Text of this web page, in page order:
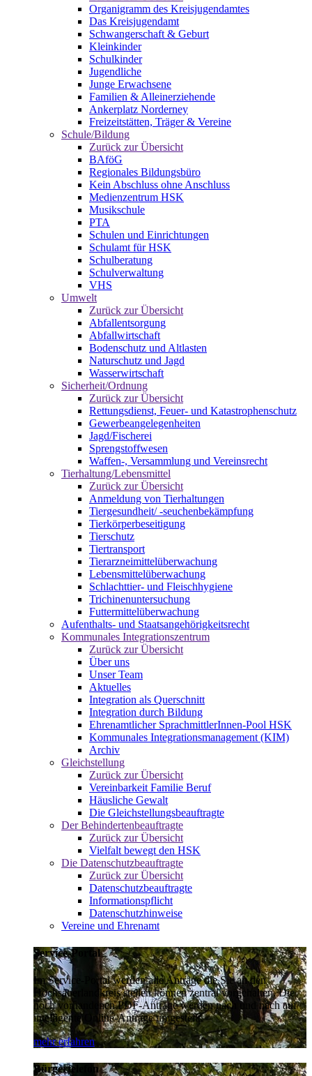
Organigramm des Kreisjugendamtes
Das Kreisjugendamt
Schwangerschaft & Geburt
Kleinkinder
Schulkinder
Jugendliche
Junge Erwachsene
Familien & Alleinerziehende
Ankerplatz Norderney
Freizeitstätten, Träger & Vereine
Schule/Bildung
Zurück zur Übersicht
BAföG
Regionales Bildungsbüro
Kein Abschluss ohne Anschluss
Medienzentrum HSK
Musikschule
PTA
Schulen und Einrichtungen
Schulamt für HSK
Schulberatung
Schulverwaltung
VHS
Umwelt
Zurück zur Übersicht
Abfallentsorgung
Abfallwirtschaft
Bodenschutz und Altlasten
Naturschutz und Jagd
Wasserwirtschaft
Sicherheit/Ordnung
Zurück zur Übersicht
Rettungsdienst, Feuer- und Katastrophenschutz
Gewerbeangelegenheiten
Jagd/Fischerei
Sprengstoffwesen
Waffen-, Versammlung und Vereinsrecht
Tierhaltung/Lebensmittel
Zurück zur Übersicht
Anmeldung von Tierhaltungen
Tiergesundheit/ -seuchenbekämpfung
Tierkörperbeseitigung
Tierschutz
Tiertransport
Tierarzneimittelüberwachung
Lebensmittelüberwachung
Schlachttier- und Fleischhygiene
Trichinenuntersuchung
Futtermittelüberwachung
Aufenthalts- und Staatsangehörigkeitsrecht
Kommunales Integrationszentrum
Zurück zur Übersicht
Über uns
Unser Team
Aktuelles
Integration als Querschnitt
Integration durch Bildung
Ehrenamtlicher SprachmittlerInnen-Pool HSK
Kommunales Integrationsmanagement (KIM)
Archiv
Gleichstellung
Zurück zur Übersicht
Vereinbarkeit Familie Beruf
Häusliche Gewalt
Die Gleichstellungsbeauftragte
Der Behindertenbeauftragte
Zurück zur Übersicht
Vielfalt bewegt den HSK
Die Datenschutzbeauftragte
Zurück zur Übersicht
Datenschutzbeauftragte
Informationspflicht
Datenschutzhinweise
Vereine und Ehrenamt
Service-Portal
Im Service-Portal werden alle Anträge die Sie an den
Hochsauerlandkreis stellen können zentral vorgehalten. Die
noch vorhandenen PDF-Anträge werden nach und nach auf
intelligente Online-Anträge umgestellt.
mehr erfahren
Bürgertelefon